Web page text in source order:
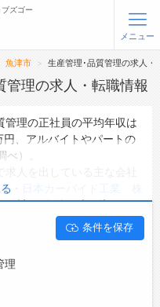
ログイン
対策など)
ズゴー
メニュー
魚津市 生産管理･品質管理の求人・
管理の求人・転職情報
管理の正社員の平均年収は
、アルバイトやパートの
）。
希望の条件で絞り込みがで
トであるジョブズゴーでは
っており、そのうち
、アルバイト・パートの求
条件を保存
理